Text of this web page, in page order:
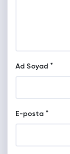
Ad Soyad *
E-posta *